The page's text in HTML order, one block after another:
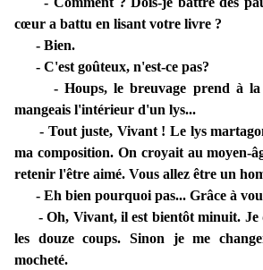
cœur a battu en lisant votre livre ?
- Bien.
- C'est goûteux, n'est-ce pas?
- Houps, le breuvage prend à la
mangeais l'intérieur d'un lys...
- Tout juste, Vivant ! Le lys
ma composition. On croyait au moyen-
retenir l'être aimé. Vous allez être un
- Eh bien pourquoi pas... Grâce à
- Oh, Vivant, il est bientôt minuit. Je
les douze coups. Sinon je me
mocheté.